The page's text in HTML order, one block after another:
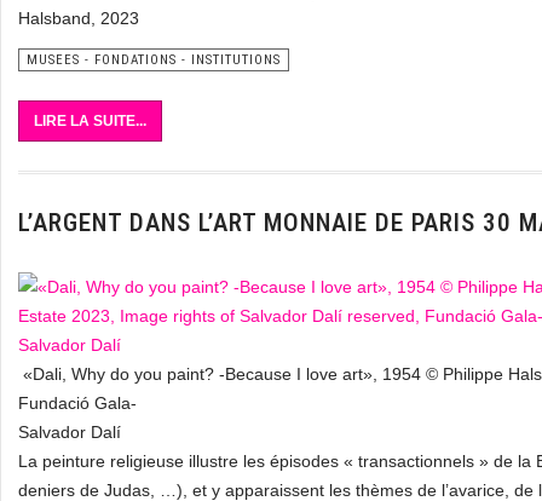
Halsband, 2023
MUSEES - FONDATIONS - INSTITUTIONS
LIRE LA SUITE...
L’ARGENT DANS L’ART MONNAIE DE PARIS 30
«Dali, Why do you paint? -Because I love art», 1954 © Philippe
Fundació Gala-
Salvador Dalí
La peinture religieuse illustre les épisodes « transactionnels » de
deniers de Judas, …), et y apparaissent les thèmes de l’avarice,